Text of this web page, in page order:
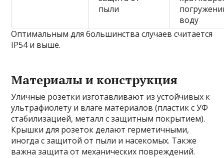
пыли
воду
Оптимальным для большинства случаев считается
IP54 и выше.
Материалы и конструкция
Уличные розетки изготавливают из устойчивых к
ультрафиолету и влаге материалов (пластик с УФ
стабилизацией, металл с защитным покрытием).
Крышки для розеток делают герметичными,
иногда с защитой от пыли и насекомых. Также
важна защита от механических повреждений.